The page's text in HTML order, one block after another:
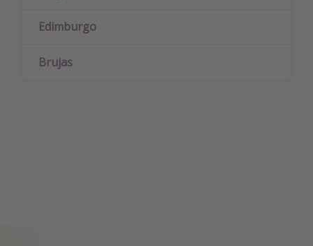
Edimburgo
Brujas